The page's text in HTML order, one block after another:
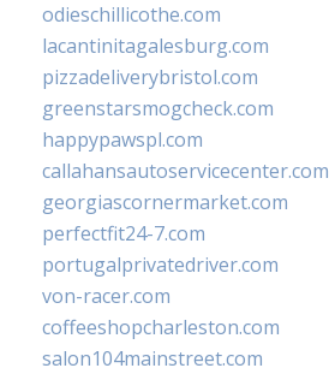
odieschillicothe.com
lacantinitagalesburg.com
pizzadeliverybristol.com
greenstarsmogcheck.com
happypawspl.com
callahansautoservicecenter.com
georgiascornermarket.com
perfectfit24-7.com
portugalprivatedriver.com
von-racer.com
coffeeshopcharleston.com
salon104mainstreet.com